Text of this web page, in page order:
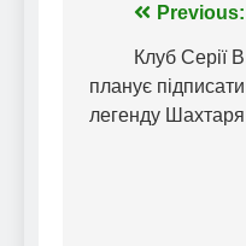
Навігація
записів
Previous:
Клуб Серії В
планує підписати
легенду Шахтаря